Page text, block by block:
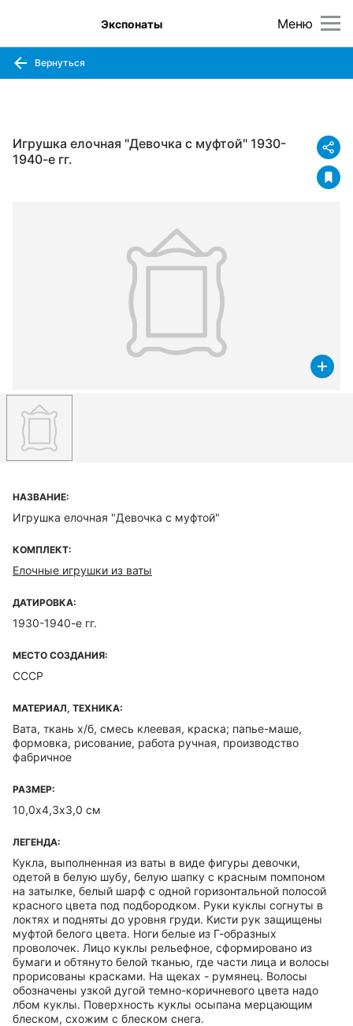
Меню
Экспонаты
Вернуться
Игрушка елочная "Девочка с муфтой" 1930-
1940-е гг.
НАЗВАНИЕ:
Игрушка елочная "Девочка с муфтой"
КОМПЛЕКТ:
Елочные игрушки из ваты
ДАТИРОВКА:
1930-1940-е гг.
МЕСТО СОЗДАНИЯ:
СССР
МАТЕРИАЛ, ТЕХНИКА:
Вата, ткань х/б, смесь клеевая, краска; папье-маше,
формовка, рисование, работа ручная, производство
фабричное
РАЗМЕР:
10,0х4,3х3,0 см
ЛЕГЕНДА:
Кукла, выполненная из ваты в виде фигуры девочки,
одетой в белую шубу, белую шапку с красным помпоном
на затылке, белый шарф с одной горизонтальной полосой
красного цвета под подбородком. Руки куклы согнуты в
локтях и подняты до уровня груди. Кисти рук защищены
муфтой белого цвета. Ноги белые из Г-образных
проволочек. Лицо куклы рельефное, сформировано из
бумаги и обтянуто белой тканью, где части лица и волосы
прорисованы красками. На щеках - румянец. Волосы
обозначены узкой дугой темно-коричневого цвета надо
лбом куклы. Поверхность куклы осыпана мерцающим
блеском, схожим с блеском снега.